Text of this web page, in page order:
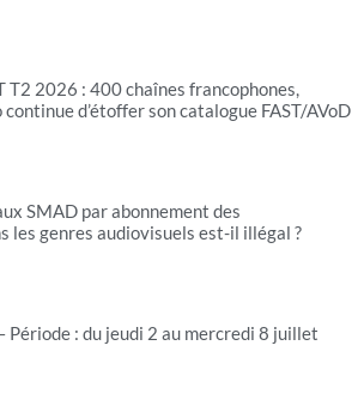
T2 2026 : 400 chaînes francophones,
d’étoffer son catalogue FAST/AVoD
SMAD par abonnement des
les genres audiovisuels est-il illégal ?
Période : du jeudi 2 au mercredi 8 juillet